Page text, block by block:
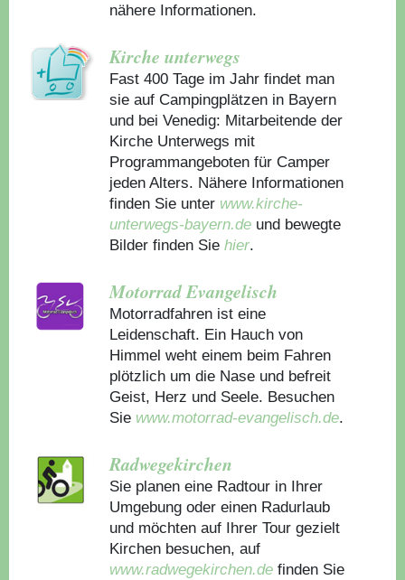
nähere Informationen.
Kirche unterwegs
Fast 400 Tage im Jahr findet man
sie auf Campingplätzen in Bayern
und bei Venedig: Mitarbeitende der
Kirche Unterwegs mit
Programmangeboten für Camper
jeden Alters. Nähere Informationen
finden Sie unter www.kirche-
unterwegs-bayern.de und bewegte
Bilder finden Sie hier.
Motorrad Evangelisch
Motorradfahren ist eine
Leidenschaft. Ein Hauch von
Himmel weht einem beim Fahren
plötzlich um die Nase und befreit
Geist, Herz und Seele. Besuchen
Sie www.motorrad-evangelisch.de.
Radwegekirchen
Sie planen eine Radtour in Ihrer
Umgebung oder einen Radurlaub
und möchten auf Ihrer Tour gezielt
Kirchen besuchen, auf
www.radwegekirchen.de finden Sie